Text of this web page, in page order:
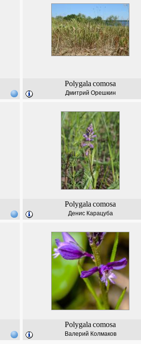
Polygala comosa
Дмитрий Орешкин
Polygala comosa
Денис Карацуба
Polygala comosa
Валерий Колмаков